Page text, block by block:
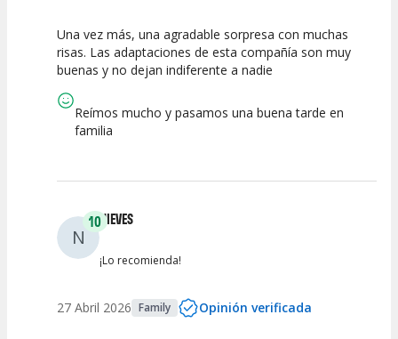
10
Calidad del
10
Puesta en
10
Interpretación
Una vez más, una agradable sorpresa con muchas
risas. Las adaptaciones de esta compañía son muy
buenas y no dejan indiferente a nadie
Reímos mucho y pasamos una buena tarde en
familia
N
10NIEVES
¡Lo recomienda!
27 Abril 2026 Family Opinión verificada